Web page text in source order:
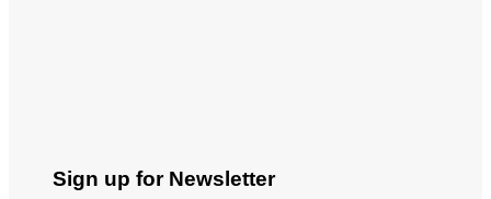
Sign up for Newsletter